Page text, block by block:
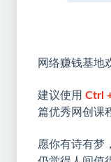
网络赚钱基地
建议使用 Ctrl
篇优秀网创课
愿你有诗有梦